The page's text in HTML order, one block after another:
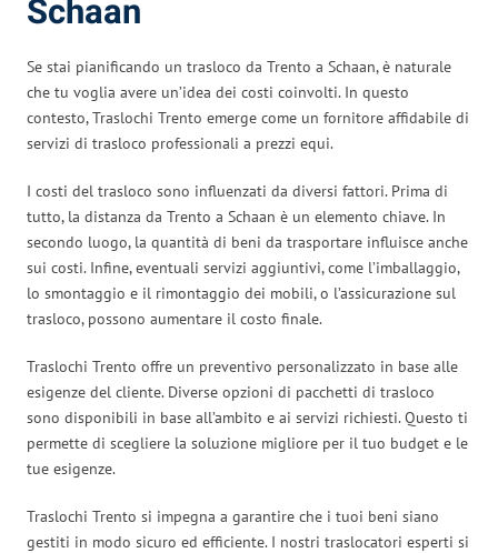
Schaan
Se stai pianificando un trasloco da Trento a Schaan, è naturale
che tu voglia avere un’idea dei costi coinvolti. In questo
contesto, Traslochi Trento emerge come un fornitore affidabile di
servizi di trasloco professionali a prezzi equi.
I costi del trasloco sono influenzati da diversi fattori. Prima di
tutto, la distanza da Trento a Schaan è un elemento chiave. In
secondo luogo, la quantità di beni da trasportare influisce anche
sui costi. Infine, eventuali servizi aggiuntivi, come l’imballaggio,
lo smontaggio e il rimontaggio dei mobili, o l’assicurazione sul
trasloco, possono aumentare il costo finale.
Traslochi Trento offre un preventivo personalizzato in base alle
esigenze del cliente. Diverse opzioni di pacchetti di trasloco
sono disponibili in base all’ambito e ai servizi richiesti. Questo ti
permette di scegliere la soluzione migliore per il tuo budget e le
tue esigenze.
Traslochi Trento si impegna a garantire che i tuoi beni siano
gestiti in modo sicuro ed efficiente. I nostri traslocatori esperti si